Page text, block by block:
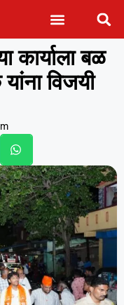
कार्याला बळ
विजयी